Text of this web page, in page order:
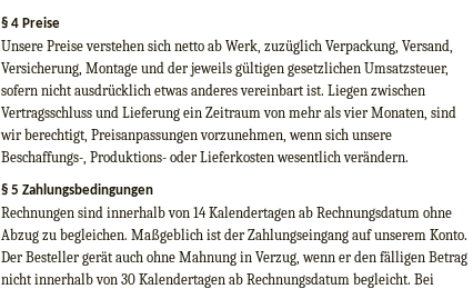
§ 4 Preise
Unsere Preise verstehen sich netto ab Werk, zuzüglich Verpackung, Versand,
Versicherung, Montage und der jeweils gültigen gesetzlichen Umsatzsteuer,
sofern nicht ausdrücklich etwas anderes vereinbart ist. Liegen zwischen
Vertragsschluss und Lieferung ein Zeitraum von mehr als vier Monaten, sind
wir berechtigt, Preisanpassungen vorzunehmen, wenn sich unsere
Beschaffungs-, Produktions- oder Lieferkosten wesentlich verändern.
§ 5 Zahlungsbedingungen
Rechnungen sind innerhalb von 14 Kalendertagen ab Rechnungsdatum ohne
Abzug zu begleichen. Maßgeblich ist der Zahlungseingang auf unserem Konto.
Der Besteller gerät auch ohne Mahnung in Verzug, wenn er den fälligen Betrag
nicht innerhalb von 30 Kalendertagen ab Rechnungsdatum begleicht. Bei